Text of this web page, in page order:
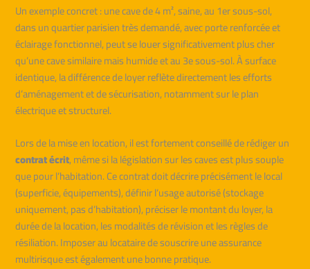
Un exemple concret : une cave de 4 m², saine, au 1er sous-sol,
dans un quartier parisien très demandé, avec porte renforcée et
éclairage fonctionnel, peut se louer significativement plus cher
qu’une cave similaire mais humide et au 3e sous-sol. À surface
identique, la différence de loyer reflète directement les efforts
d’aménagement et de sécurisation, notamment sur le plan
électrique et structurel.
Lors de la mise en location, il est fortement conseillé de rédiger un
contrat écrit, même si la législation sur les caves est plus souple
que pour l’habitation. Ce contrat doit décrire précisément le local
(superficie, équipements), définir l’usage autorisé (stockage
uniquement, pas d’habitation), préciser le montant du loyer, la
durée de la location, les modalités de révision et les règles de
résiliation. Imposer au locataire de souscrire une assurance
multirisque est également une bonne pratique.